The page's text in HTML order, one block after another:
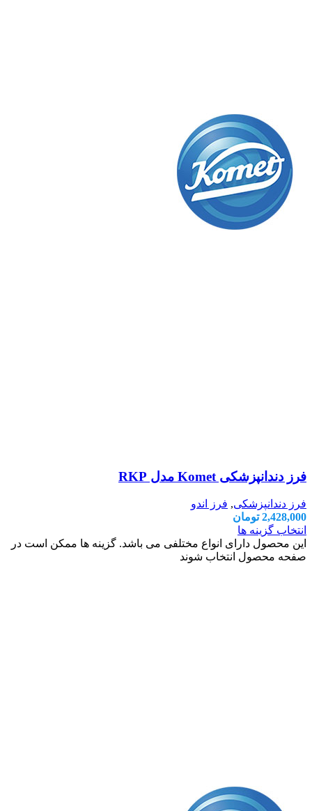
فرز دندانپزشکی Komet مدل RKP
فرز دندانپزشکی, فرز اندو
2,428,000 تومان
انتخاب گزینه ها
این محصول دارای انواع مختلفی می باشد. گزینه ها ممکن است در
صفحه محصول انتخاب شوند